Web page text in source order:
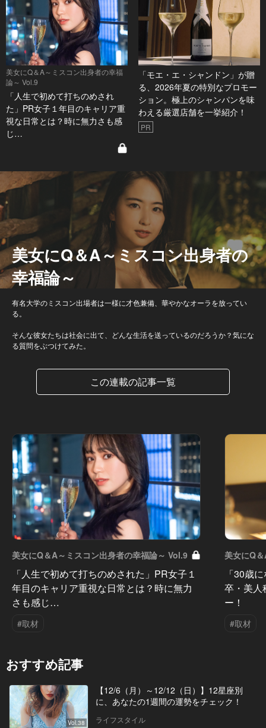
美女にQ＆A～ミスコン出身者の幸福
論～ Vol.9
「人生で初めて打ちのめされ
た」PR女子１年目のキャリア重
視な日常とは？時に無力さも感
じ…
「モエ・エ・シャンドン」が贈
る、2026年夏の特別なプロモー
ション。極上のシャンパンを味
わえる厳選店舗を一挙紹介！
PR
美女にQ＆A～ミスコン出身者の
幸福論～
有名大学のミスコン出場者は一様に才色兼備、華やかなオーラを放ってい
る。
そんな彼女たちは社会に出て、どんな生活を送っているのだろうか？気にな
る質問をぶつけてみた。
この連載の記事一覧
美女にQ＆A～ミスコン出身者の幸福論～ Vol.9
「人生で初めて打ちのめされた」PR女子１
年目のキャリア重視な日常とは？時に無力
さも感じ…
#取材
美女にQ
「30歳
卒・美人
ー！
#取材
おすすめ記事
Vol.38
【12/6（月）～12/12（日）】12星座別
に、あなたの1週間の運勢をチェック！
ライフスタイル